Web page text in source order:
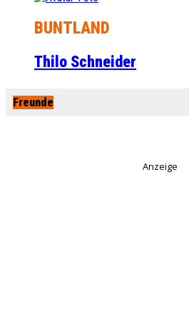
BUNTLAND
Thilo Schneider
Freunde
Anzeige